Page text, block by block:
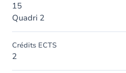
15
Quadri 2
Crédits ECTS
2